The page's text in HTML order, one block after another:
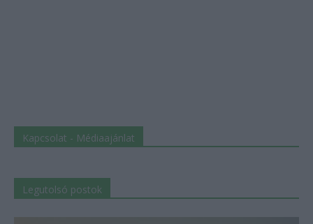
Kapcsolat - Médiaajánlat
Legutolsó postok